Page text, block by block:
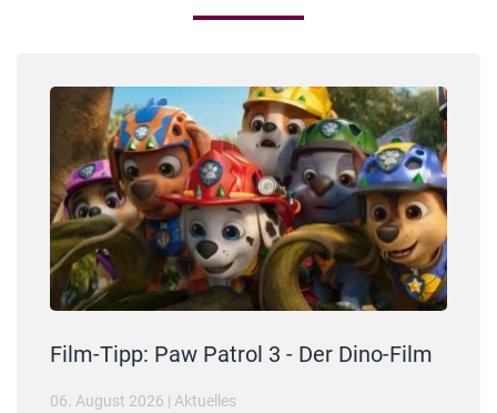
Film-Tipp: Paw Patrol 3 - Der Dino-Film
06. August 2026 | Aktuelles